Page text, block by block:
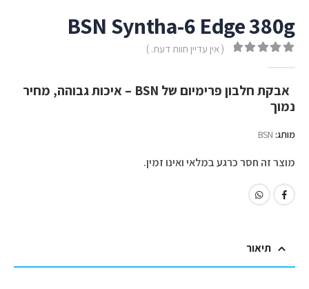
BSN Syntha-6 Edge 380g
( אין עדיין חוות דעת. )
אבקת חלבון פרימיום של BSN – איכות גבוהה, מחיר
נמוך
מותג: BSN
מוצר זה חסר כרגע במלאי ואינו זמין.
תיאור